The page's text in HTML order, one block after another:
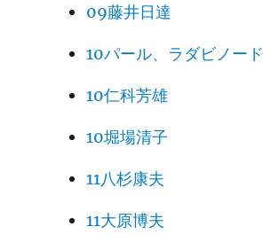
09藤井日達
10パール、ラダビノード
10仁科芳雄
10堀場清子
11八杉康夫
11大原博夫